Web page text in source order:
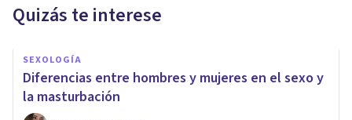
Quizás te interese
SEXOLOGÍA
Diferencias entre hombres y mujeres en el sexo y
la masturbación